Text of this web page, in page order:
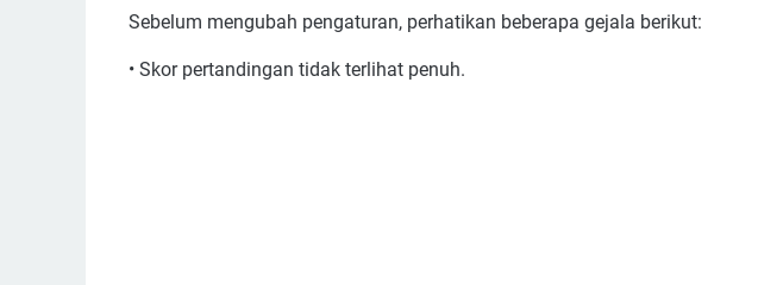
Sebelum mengubah pengaturan, perhatikan beberapa gejala berikut:
• Skor pertandingan tidak terlihat penuh.